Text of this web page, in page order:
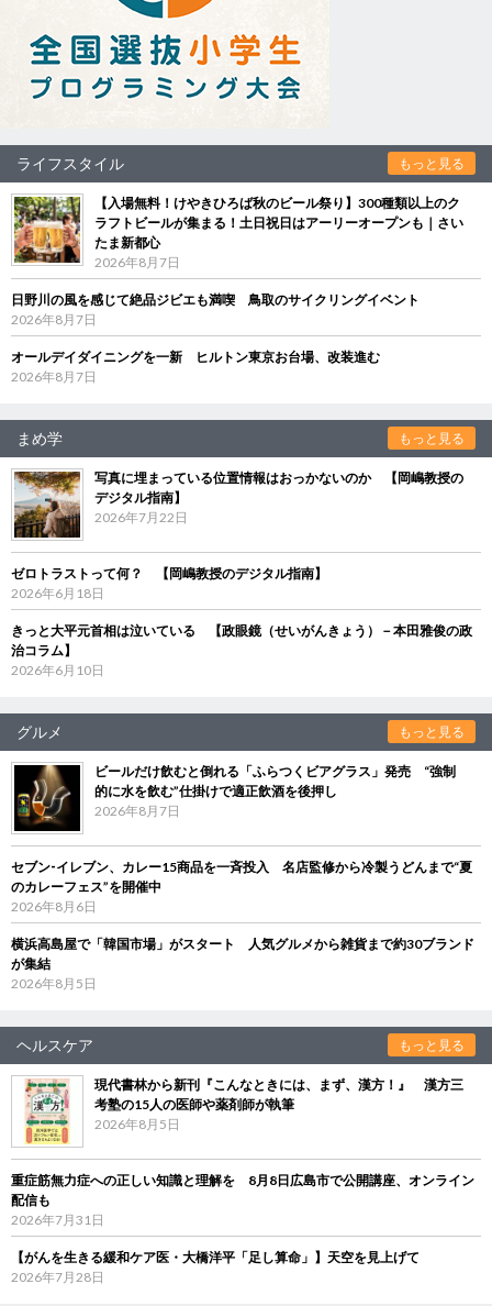
ライフスタイル もっと見る
【入場無料！けやきひろば秋のビール祭り】300種類以上のク
ラフトビールが集まる！土日祝日はアーリーオープンも｜さい
たま新都心
2026年8月7日
日野川の風を感じて絶品ジビエも満喫 鳥取のサイクリングイベント
2026年8月7日
オールデイダイニングを一新 ヒルトン東京お台場、改装進む
2026年8月7日
まめ学 もっと見る
写真に埋まっている位置情報はおっかないのか 【岡嶋教授の
デジタル指南】
2026年7月22日
ゼロトラストって何？ 【岡嶋教授のデジタル指南】
2026年6月18日
きっと大平元首相は泣いている 【政眼鏡（せいがんきょう）－本田雅俊の政
治コラム】
2026年6月10日
グルメ もっと見る
ビールだけ飲むと倒れる「ふらつくビアグラス」発売 “強制
的に水を飲む”仕掛けで適正飲酒を後押し
2026年8月7日
セブン‐イレブン、カレー15商品を一斉投入 名店監修から冷製うどんまで“夏
のカレーフェス”を開催中
2026年8月6日
横浜高島屋で「韓国市場」がスタート 人気グルメから雑貨まで約30ブランド
が集結
2026年8月5日
ヘルスケア もっと見る
現代書林から新刊『こんなときには、まず、漢方！』 漢方三
考塾の15人の医師や薬剤師が執筆
2026年8月5日
重症筋無力症への正しい知識と理解を 8月8日広島市で公開講座、オンライン
配信も
2026年7月31日
【がんを生きる緩和ケア医・大橋洋平「足し算命」】天空を見上げて
2026年7月28日